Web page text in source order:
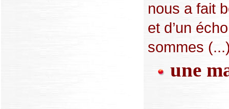
nous a fait
et d’un
sommes
une